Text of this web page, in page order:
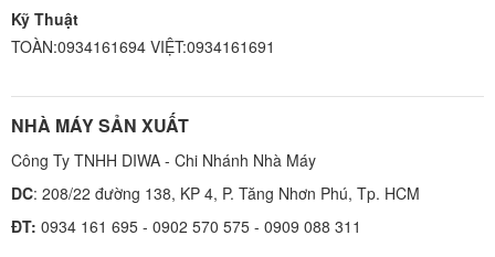
Kỹ Thuật
TOÀN:0934161694 VIỆT:0934161691
NHÀ MÁY SẢN XUẤT
Công Ty TNHH DIWA - Chi Nhánh Nhà Máy
DC: 208/22 đường 138, KP 4, P. Tăng Nhơn Phú, Tp. HCM
ĐT: 0934 161 695 - 0902 570 575 - 0909 088 311